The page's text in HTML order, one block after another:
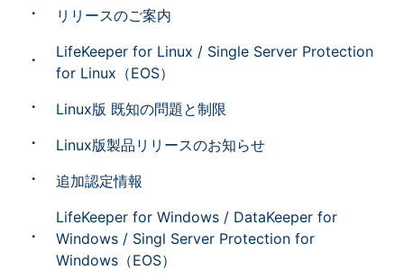
リリースのご案内
LifeKeeper for Linux / Single Server Protection
for Linux（EOS）
Linux版 既知の問題と制限
Linux版製品リリースのお知らせ
追加認定情報
LifeKeeper for Windows / DataKeeper for
Windows / Singl Server Protection for
Windows（EOS）